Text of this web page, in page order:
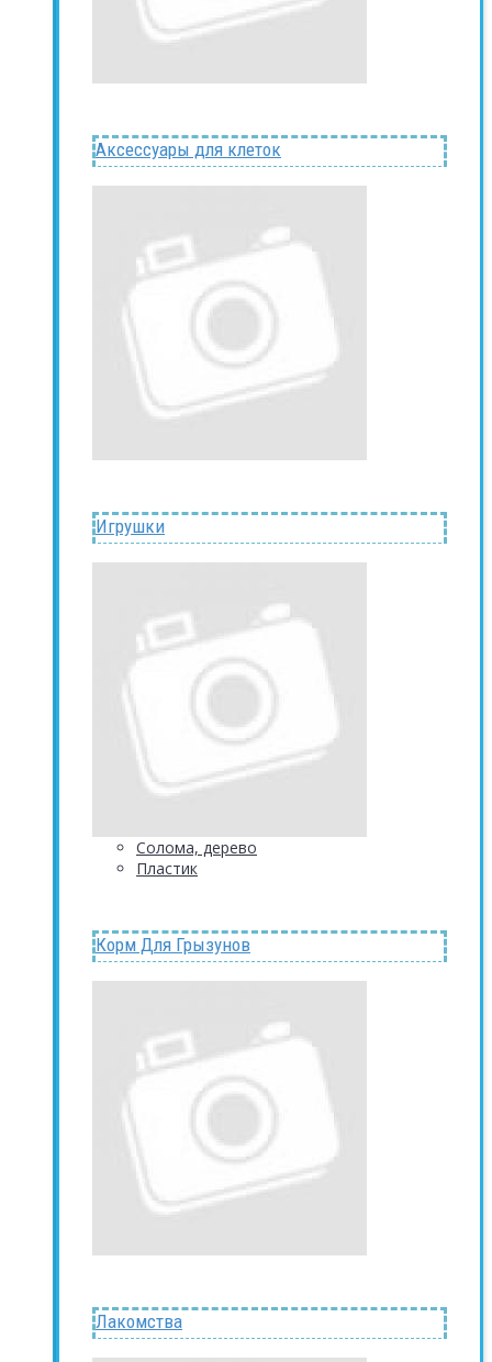
Аксессуары для клеток
Игрушки
Солома, дерево
Пластик
Корм Для Грызунов
Лакомства